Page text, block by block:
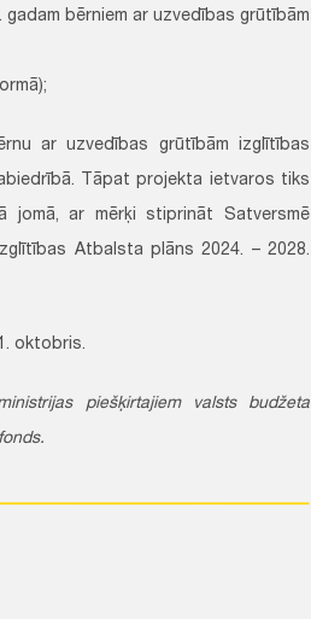
bērniem ar uzvedības grūtībām
ar uzvedības grūtībām izglītības
Tāpat projekta ietvaros tiks
jomā, ar mērķi stiprināt Satversmē
Atbalsta plāns 2024. – 2028.
oktobris.
piešķirtajiem valsts budžeta